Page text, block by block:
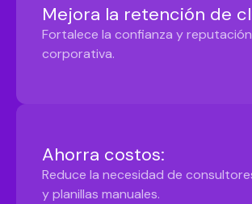
Mejora la retención de
Fortalece la confianza y reputación
corporativa.
Ahorra costos:
Reduce la necesidad de
y planillas manuales.